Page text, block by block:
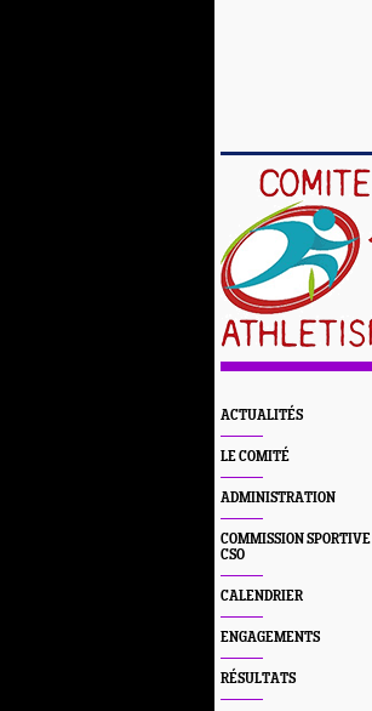
ACTUALITÉS
LE COMITÉ
ADMINISTRATION
COMMISSION SPORTIVE
CSO
CALENDRIER
ENGAGEMENTS
RÉSULTATS